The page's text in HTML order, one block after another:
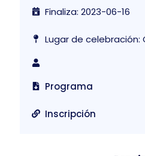
Finaliza: 2023-06-16
Lugar de celebración:
Programa
Inscripción